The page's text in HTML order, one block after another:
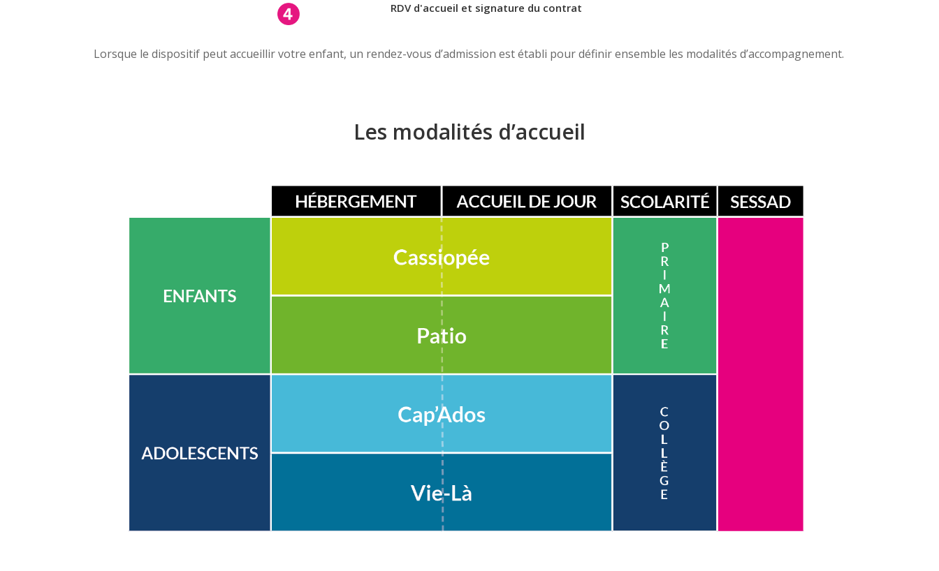
RDV d'accueil et signature du contrat
Lorsque le dispositif peut accueillir votre enfant, un rendez-vous d’admission est établi pour définir ensemble les modalités d’accompagnement.
Les modalités d’accueil